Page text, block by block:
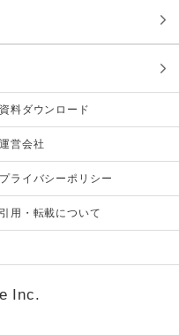
資料ダウンロード
運営会社
プライバシーポリシー
引用・転載について
Inc.